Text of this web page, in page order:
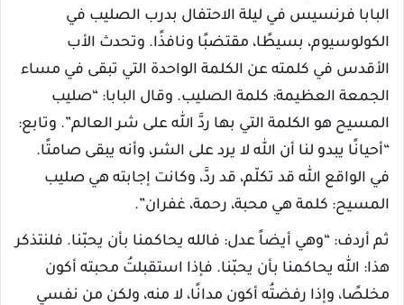
البابا فرنسيس في ليلة الاحتفال بدرب الصليب في
الكولوسيوم، بسيطًا، مقتضبًا ونافذًا. وتحدث الأب
الأقدس في كلمته عن الكلمة الواحدة التي تبقى في مساء
الجمعة العظيمة: كلمة الصليب. وقال البابا: “صليب
المسيح هو الكلمة التي بها ردَّ الله على شر العالم”. وتابع:
“أحيانًا يبدو لنا أن الله لا يرد على الشر، وأنه يبقى صامتًا.
في الواقع الله قد تكلّم، قد ردَّ، وكانت إجابته هي صليب
المسيح: كلمة هي محبة، رحمة، غفران”.
ثم أردف: “وهي أيضاً عدل: فالله يحاكمنا بأن يحبّنا. فلنتذكر
هذا: الله يحاكمنا بأن يحبّنا. فإذا استقبلتُ محبته أكون
مخلصًا، وإذا رفضتُه أكون مدانًا، لا منه، ولكن من نفسي